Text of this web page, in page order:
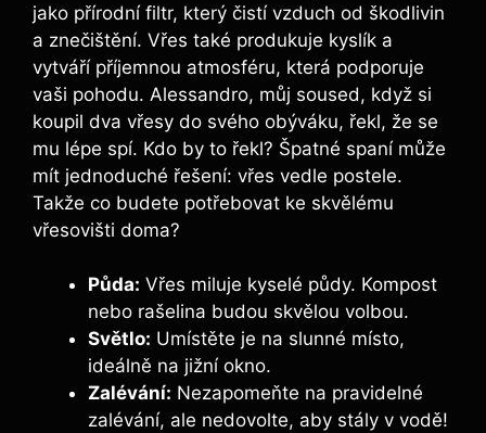
jako přírodní filtr, který čistí vzduch od škodlivin
a znečištění. Vřes také produkuje kyslík a
vytváří příjemnou atmosféru, která podporuje
vaši pohodu. Alessandro, můj soused, když si
koupil dva vřesy do svého obýváku, řekl, že se
mu lépe spí. Kdo by to řekl? Špatné spaní může
mít jednoduché řešení: vřes vedle postele.
Takže co budete potřebovat ke skvělému
vřesovišti doma?
Půda: Vřes miluje kyselé půdy. Kompost
nebo rašelina budou skvělou volbou.
Světlo: Umístěte je na slunné místo,
ideálně na jižní okno.
Zalévání: Nezapomeňte na pravidelné
zalévání, ale nedovolte, aby stály v vodě!